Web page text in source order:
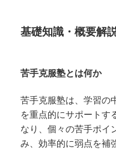
基礎知識・概要解
苦手克服塾とは何か
苦手克服塾は、学習の
を重点的にサポートす
なり、個々の苦手ポイ
み、効率的に弱点を補